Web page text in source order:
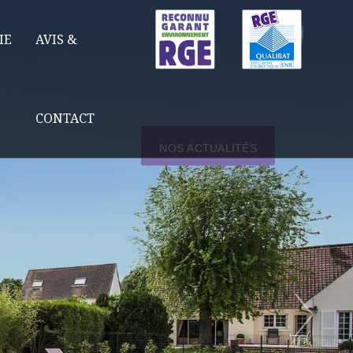
AVIS &
CONTACT
NOS ACTUALITÉS